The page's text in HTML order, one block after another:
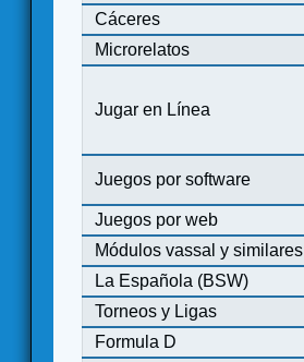
Cáceres
Microrelatos
Jugar en Línea
Juegos por software
Juegos por web
Módulos vassal y similares
La Española (BSW)
Torneos y Ligas
Formula D